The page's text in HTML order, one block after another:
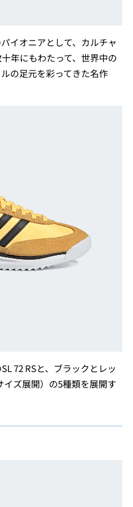
イオニアとして、カルチャ
年にもわたって、世界中の
の足元を彩ってきた名作
72 RSと、ブラックとレッ
イズ展開）の5種類を展開す